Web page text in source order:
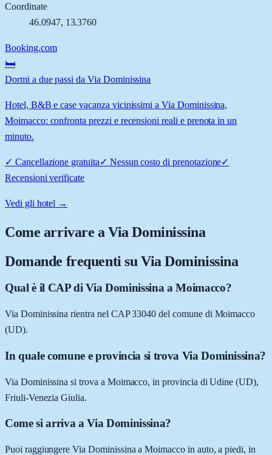
Coordinate
46.0947, 13.3760
Booking.com
🛏️
Dormi a due passi da Via Dominissina
Hotel, B&B e case vacanza vicinissimi a Via Dominissina,
Moimacco: confronta prezzi e recensioni reali e prenota in un
minuto.
✓ Cancellazione gratuita✓ Nessun costo di prenotazione✓
Recensioni verificate
Vedi gli hotel →
Come arrivare aVia Dominissina
Domande frequenti su Via Dominissina
Qual è il CAP di Via Dominissina a Moimacco?
Via Dominissina rientra nel CAP 33040 del comune di Moimacco
(UD).
In quale comune e provincia si trova Via Dominissina?
Via Dominissina si trova a Moimacco, in provincia di Udine (UD),
Friuli-Venezia Giulia.
Come si arriva a Via Dominissina?
Puoi raggiungere Via Dominissina a Moimacco in auto, a piedi, in